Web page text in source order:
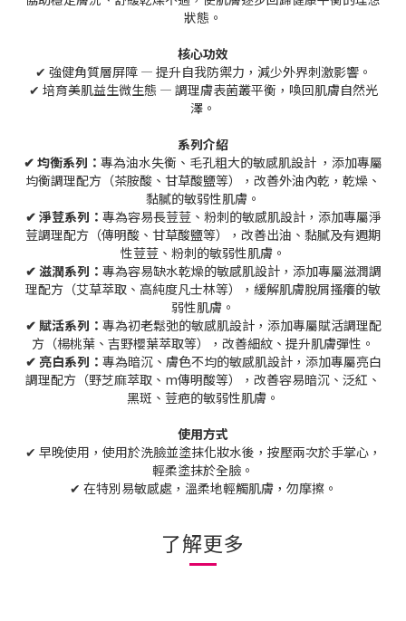
狀態。
核心功效
✔ 強健角質層屏障 — 提升自我防禦力，減少外界刺激影響。
✔ 培育美肌益生微生態 — 調理膚表菌叢平衡，喚回肌膚自然光
澤。
系列介紹
✔ 均衡系列： 專為油水失衡、毛孔粗大的敏感肌設計 ，添加專屬
均衡調理配方（茶胺酸、甘草酸鹽等），改善外油內乾，乾燥、
黏膩的敏弱性肌膚。
✔ 淨荳系列： 專為容易長荳荳、粉刺的敏感肌設計，添加專屬淨
荳調理配方（傳明酸、甘草酸鹽等），改善出油、黏膩及有週期
性荳荳、粉刺的敏弱性肌膚。
✔ 滋潤系列： 專為容易缺水乾燥的敏感肌設計，添加專屬滋潤調
理配方（艾草萃取、高純度凡士林等），緩解肌膚脫屑搔癢的敏
弱性肌膚。
✔ 賦活系列： 專為初老鬆弛的敏感肌設計，添加專屬賦活調理配
方（楊桃葉、吉野櫻葉萃取等），改善細紋、提升肌膚彈性。
✔ 亮白系列： 專為暗沉、膚色不均的敏感肌設計，添加專屬亮白
調理配方（野芝麻萃取、m傳明酸等），改善容易暗沉、泛紅、
黑斑、荳疤的敏弱性肌膚。
使用方式
✔ 早晚使用，使用於洗臉並塗抹化妝水後，按壓兩次於手掌心，
輕柔塗抹於全臉。
✔ 在特別易敏感處，溫柔地輕觸肌膚，勿摩擦。
了解更多